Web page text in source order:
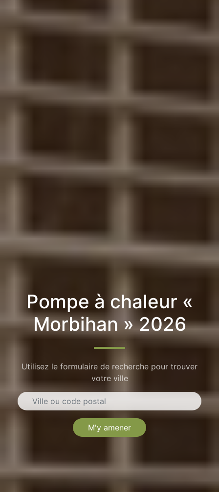
Pompe à chaleur «
Morbihan » 2026
Utilisez le formulaire de recherche pour trouver
votre ville
M'y amener